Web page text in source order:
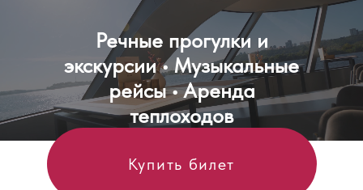
Речные прогулки и
экскурсии • Музыкальные
рейсы • Аренда
теплоходов
Купить билет